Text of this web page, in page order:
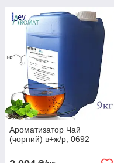
Ароматизатор Чай
(чорний) в+ж/р; 0692